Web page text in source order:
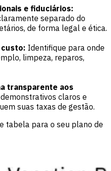
e fiduciários:
separado do
de forma legal e ética.
Identifique para onde
limpeza, reparos,
transparente aos
claros e
suas taxas de gestão.
tabela para o seu plano de